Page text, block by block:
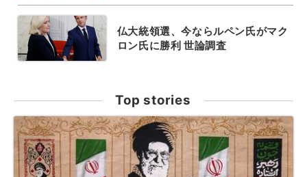
仏大統領選、今ならルペン氏がマク
ロン氏に勝利 世論調査
Top stories